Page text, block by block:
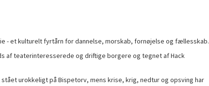
- et kulturelt fyrtårn for dannelse, morskab, fornøjelse og fællesskab.
af teaterinteresserede og driftige borgere og tegnet af Hack
urokkeligt på Bispetorv, mens krise, krig, nedtur og opsving har